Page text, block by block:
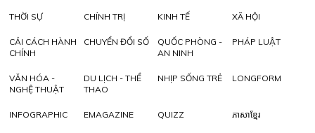
THỜI SỰ CHÍNH TRỊ KINH TẾ XÃ HỘI
CẢI CÁCH HÀNH
CHÍNH
CHUYỂN ĐỔI SỐ
QUỐC PHÒNG -
AN NINH
PHÁP LUẬT
VĂN HÓA -
NGHỆ THUẬT
DU LỊCH - THỂ
THAO
NHỊP SỐNG TRẺ LONGFORM
INFOGRAPHIC EMAGAZINE QUIZZ ភាសាខ្មែរ